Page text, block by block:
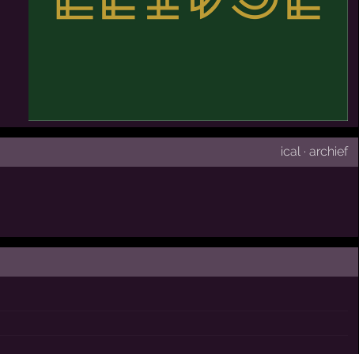
ical ·archief